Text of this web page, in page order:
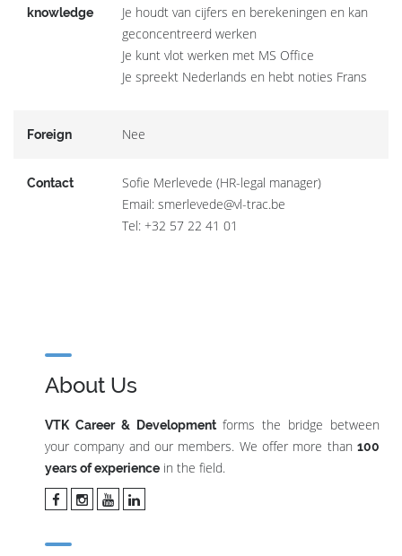
knowledge
Je houdt van cijfers en berekeningen en kan
geconcentreerd werken
Je kunt vlot werken met MS Office
Je spreekt Nederlands en hebt noties Frans
Foreign Nee
Contact
Sofie Merlevede (HR-legal manager)
Email: smerlevede@vl-trac.be
Tel: +32 57 22 41 01
About Us
VTK Career & Developmentforms the bridge between
your company and our members. We offer more than 100
years of experience in the field.